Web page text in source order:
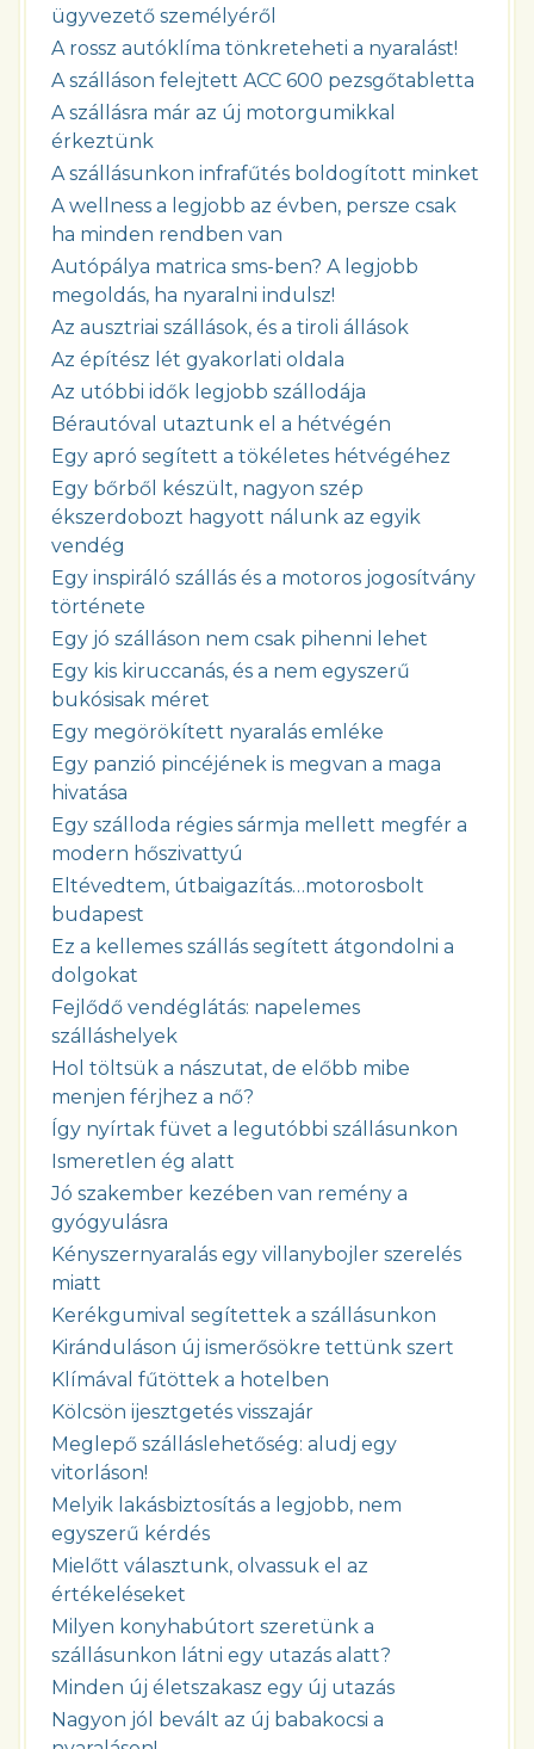
ügyvezető személyéről
A rossz autóklíma tönkreteheti a nyaralást!
A szálláson felejtett ACC 600 pezsgőtabletta
A szállásra már az új motorgumikkal
érkeztünk
A szállásunkon infrafűtés boldogított minket
A wellness a legjobb az évben, persze csak
ha minden rendben van
Autópálya matrica sms-ben? A legjobb
megoldás, ha nyaralni indulsz!
Az ausztriai szállások, és a tiroli állások
Az építész lét gyakorlati oldala
Az utóbbi idők legjobb szállodája
Bérautóval utaztunk el a hétvégén
Egy apró segített a tökéletes hétvégéhez
Egy bőrből készült, nagyon szép
ékszerdobozt hagyott nálunk az egyik
vendég
Egy inspiráló szállás és a motoros jogosítvány
története
Egy jó szálláson nem csak pihenni lehet
Egy kis kiruccanás, és a nem egyszerű
bukósisak méret
Egy megörökített nyaralás emléke
Egy panzió pincéjének is megvan a maga
hivatása
Egy szálloda régies sármja mellett megfér a
modern hőszivattyú
Eltévedtem, útbaigazítás…motorosbolt
budapest
Ez a kellemes szállás segített átgondolni a
dolgokat
Fejlődő vendéglátás: napelemes
szálláshelyek
Hol töltsük a nászutat, de előbb mibe
menjen férjhez a nő?
Így nyírtak füvet a legutóbbi szállásunkon
Ismeretlen ég alatt
Jó szakember kezében van remény a
gyógyulásra
Kényszernyaralás egy villanybojler szerelés
miatt
Kerékgumival segítettek a szállásunkon
Kiránduláson új ismerősökre tettünk szert
Klímával fűtöttek a hotelben
Kölcsön ijesztgetés visszajár
Meglepő szálláslehetőség: aludj egy
vitorláson!
Melyik lakásbiztosítás a legjobb, nem
egyszerű kérdés
Mielőtt választunk, olvassuk el az
értékeléseket
Milyen konyhabútort szeretünk a
szállásunkon látni egy utazás alatt?
Minden új életszakasz egy új utazás
Nagyon jól bevált az új babakocsi a